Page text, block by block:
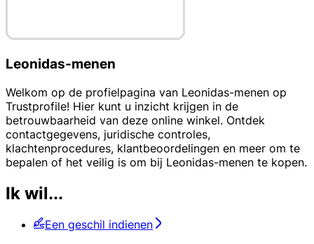
Leonidas-menen
Welkom op de profielpagina van Leonidas-menen op
Trustprofile! Hier kunt u inzicht krijgen in de
betrouwbaarheid van deze online winkel. Ontdek
contactgegevens, juridische controles,
klachtenprocedures, klantbeoordelingen en meer om te
bepalen of het veilig is om bij Leonidas-menen te kopen.
Ik wil...
Een geschil indienen